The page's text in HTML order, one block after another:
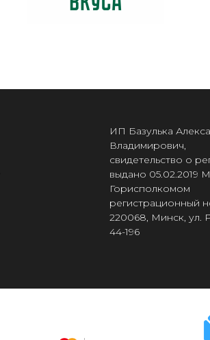
ИП Базулька
Владимирович,
свидетельство о
выдано 05.02.2019
Горисполкомом
регистрационный
220068, Минск, ул.
44-196